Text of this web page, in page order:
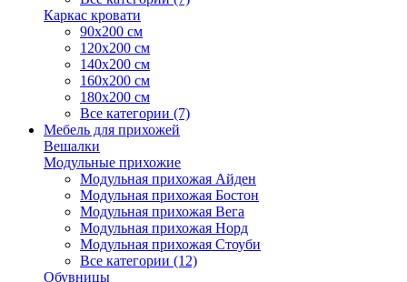
Каркас кровати
90х200 см
120х200 см
140х200 см
160х200 см
180х200 см
Все категории (7)
Мебель для прихожей
Вешалки
Модульные прихожие
Модульная прихожая Айден
Модульная прихожая Бостон
Модульная прихожая Вега
Модульная прихожая Норд
Модульная прихожая Стоуби
Все категории (12)
Обувницы